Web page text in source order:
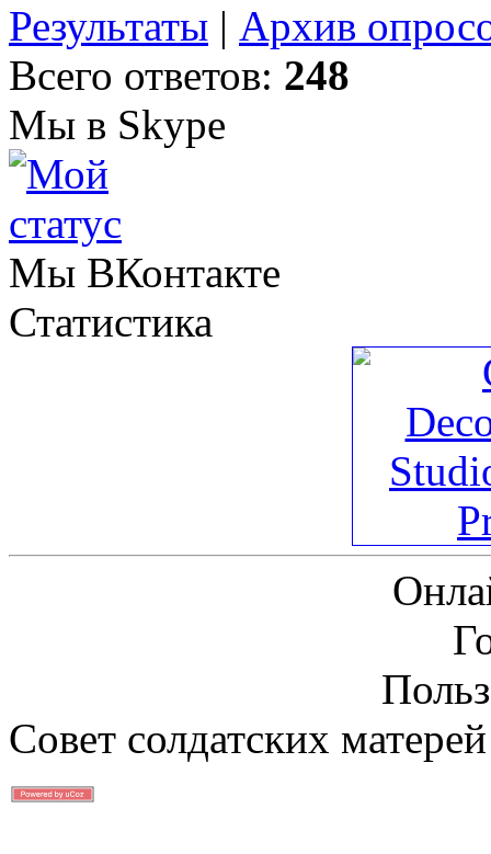
Результаты | Архив
Всего ответов: 248
Мы в Skype
Мы ВКонтакте
Статистика
Совет солдатских